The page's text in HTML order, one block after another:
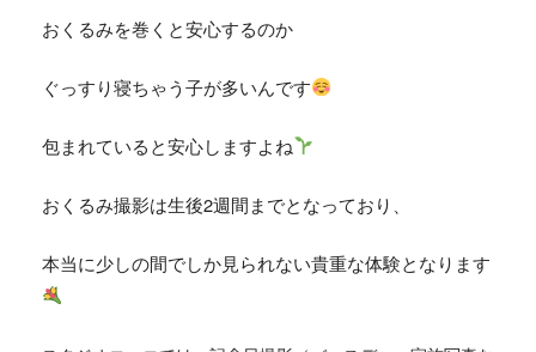
おくるみを巻くと安心するのか
ぐっすり寝ちゃう子が多いんです
包まれていると安心しますよね
おくるみ撮影は生後2週間までとなっており、
本当に少しの間でしか見られない貴重な体験となります